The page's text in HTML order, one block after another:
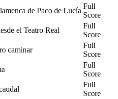
de Paco de Lucía
Full
Score
el Teatro Real
Full
Score
caminar
Full
Score
Full
Score
Full
Score